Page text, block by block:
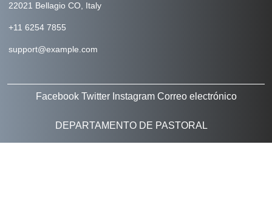
22021 Bellagio CO, Italy
+11 6254 7855
support@example.com
Facebook Twitter Instagram Correo electrónico
DEPARTAMENTO DE PASTORAL